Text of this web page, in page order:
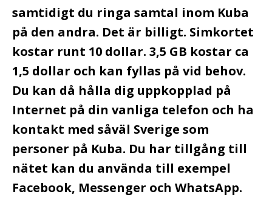
samtidigt du ringa samtal inom Kuba
på den andra. Det är billigt. Simkortet
kostar runt 10 dollar. 3,5 GB kostar ca
1,5 dollar och kan fyllas på vid behov.
Du kan då hålla dig uppkopplad på
Internet på din vanliga telefon och ha
kontakt med såväl Sverige som
personer på Kuba. Du har tillgång till
nätet kan du använda till exempel
Facebook, Messenger och WhatsApp.